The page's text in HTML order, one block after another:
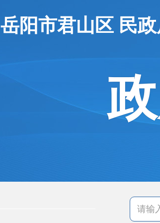
岳阳市君山区 民